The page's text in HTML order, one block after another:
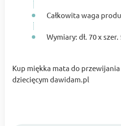
Całkowita waga
Wymiary: dł. 70 x szer.
Kup miękka mata do
dziecięcym dawidam.pl